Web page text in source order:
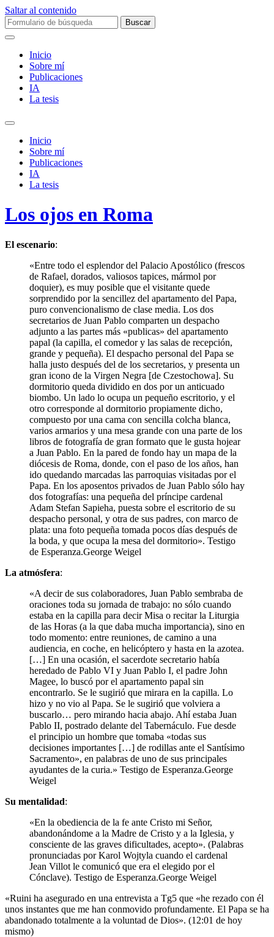
Saltar al contenido
Buscar:
Inicio
Sobre mí­
Publicaciones
IA
La tesis
Alternar
campo
búsqueda
Inicio
Sobre mí­
Publicaciones
IA
La tesis
Los ojos en Roma
El escenario:
«Entre todo el esplendor del Palacio Apostólico (frescos
de Rafael, dorados, valiosos tapices, mármol por
doquier), es muy posible que el visitante quede
sorprendido por la sencillez del apartamento del Papa,
puro convencionalismo de clase media. Los dos
secretarios de Juan Pablo comparten un despacho
adjunto a las partes más «publicas» del apartamento
papal (la capilla, el comedor y las salas de recepción,
grande y pequeña). El despacho personal del Papa se
halla justo después del de los secretarios, y presenta un
gran icono de la Virgen Negra [de Czestochowa]. Su
dormitorio queda dividido en dos por un anticuado
biombo. Un lado lo ocupa un pequeño escritorio, y el
otro corresponde al dormitorio propiamente dicho,
compuesto por una cama con sencilla colcha blanca,
varios armarios y una mesa grande con una parte de los
libros de fotografía de gran formato que le gusta hojear
a Juan Pablo. En la pared de fondo hay un mapa de la
diócesis de Roma, donde, con el paso de los años, han
ido quedando marcadas las parroquias visitadas por el
Papa. En los aposentos privados de Juan Pablo sólo hay
dos fotografías: una pequeña del príncipe cardenal
Adam Stefan Sapieha, puesta sobre el escritorio de su
despacho personal, y otra de sus padres, con marco de
plata: una foto pequeña tomada pocos días después de
la boda, y que ocupa la mesa del dormitorio». Testigo
de Esperanza.George Weigel
La atmósfera:
«A decir de sus colaboradores, Juan Pablo sembraba de
oraciones toda su jornada de trabajo: no sólo cuando
estaba en la capilla para decir Misa o recitar la Liturgia
de las Horas (a la que daba mucha importancia), sino en
todo momento: entre reuniones, de camino a una
audiencia, en coche, en helicóptero y hasta en la azotea.
[…] En una ocasión, el sacerdote secretario había
heredado de Pablo VI y Juan Pablo I, el padre John
Magee, lo buscó por el apartamento papal sin
encontrarlo. Se le sugirió que mirara en la capilla. Lo
hizo y no vio al Papa. Se le sugirió que volviera a
buscarlo… pero mirando hacia abajo. Ahí estaba Juan
Pablo II, postrado delante del Tabernáculo. Fue desde
el principio un hombre que tomaba «todas sus
decisiones importantes […] de rodillas ante el Santísimo
Sacramento», en palabras de uno de sus principales
ayudantes de la curia.» Testigo de Esperanza.George
Weigel
Su mentalidad:
«En la obediencia de la fe ante Cristo mi Señor,
abandonándome a la Madre de Cristo y a la Iglesia, y
consciente de las graves dificultades, acepto». (Palabras
pronunciadas por Karol Wojtyla cuando el cardenal
Jean Villot le comunicó que era el elegido por el
Cónclave). Testigo de Esperanza.George Weigel
«Ruini ha asegurado en una entrevista a Tg5 que «he rezado con él
unos instantes que me han conmovido profundamente. El Papa se ha
abandonado totalmente a la voluntad de Dios». (12:01 de hoy
mismo)